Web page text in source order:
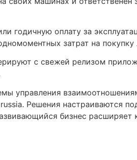
годичную оплату за
затрат на покупку
с свежей релизом
управления
Решения настраиваются
бизнес расширяет